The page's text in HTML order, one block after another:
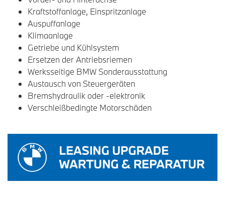
Kraftstoffanlage, Einspritzanlage
Auspuffanlage
Klimaanlage
Getriebe und Kühlsystem
Ersetzen der Antriebsriemen
Werksseitige BMW Sonderausstattung
Austausch von Steuergeräten
Bremshydraulik oder -elektronik
Verschleißbedingte Motorschäden